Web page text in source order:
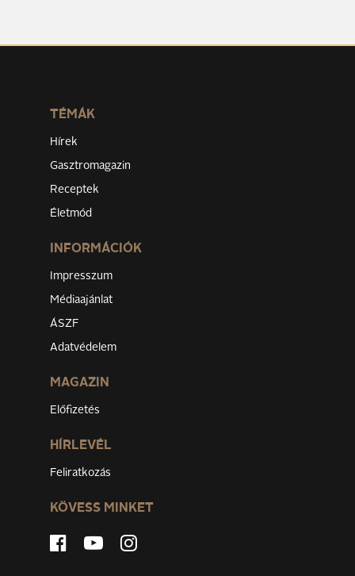
TÉMÁK
Hírek
Gasztromagazin
Receptek
Életmód
INFORMÁCIÓK
Impresszum
Médiaajánlat
ÁSZF
Adatvédelem
MAGAZIN
Előfizetés
HÍRLEVÉL
Feliratkozás
KÖVESS MINKET